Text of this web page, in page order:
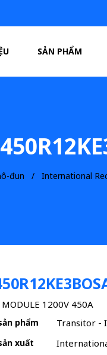
SẢN PHẨM
đun International
1200V 450A
phẩm Transitor -
xuất